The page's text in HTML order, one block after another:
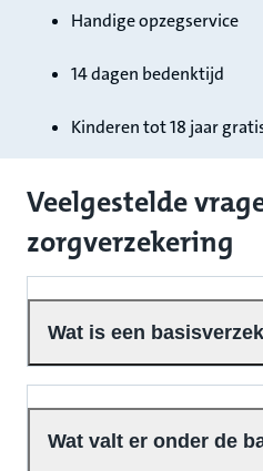
Handige opzegservice
14 dagen bedenktijd
Kinderen tot 18 jaar
Veelgestelde
zorgverzekering
Wat is een
Wat valt er onder de